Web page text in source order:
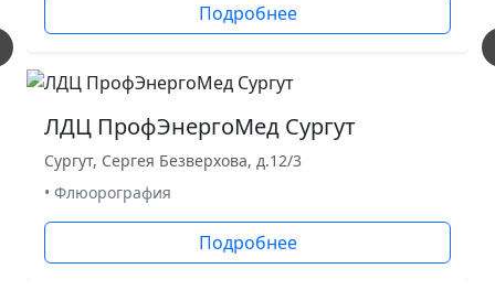
Подробнее
ЛДЦ ПрофЭнергоМед Сургут
Сургут, Сергея Безверхова, д.12/3
• Флюорография
Подробнее